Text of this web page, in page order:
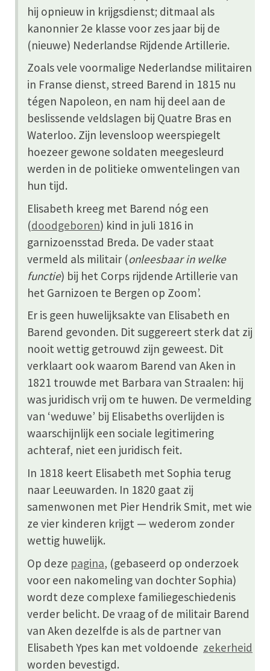
hij opnieuw in krijgsdienst; ditmaal als
kanonnier 2e klasse voor zes jaar bij de
(nieuwe) Nederlandse Rijdende Artillerie.
Zoals vele voormalige Nederlandse militairen
in Franse dienst, streed Barend in 1815 nu
tégen Napoleon, en nam hij deel aan de
beslissende veldslagen bij Quatre Bras en
Waterloo. Zijn levensloop weerspiegelt
hoezeer gewone soldaten meegesleurd
werden in de politieke omwentelingen van
hun tijd.
Elisabeth kreeg met Barend nóg een
(doodgeboren) kind in juli 1816 in
garnizoensstad Breda. De vader staat
vermeld als militair (onleesbaar in welke
functie) bij het Corps rijdende Artillerie van
het Garnizoen te Bergen op Zoom’.
Er is geen huwelijksakte van Elisabeth en
Barend gevonden. Dit suggereert sterk dat zij
nooit wettig getrouwd zijn geweest. Dit
verklaart ook waarom Barend van Aken in
1821 trouwde met Barbara van Straalen: hij
was juridisch vrij om te huwen. De vermelding
van ‘weduwe’ bij Elisabeths overlijden is
waarschijnlijk een sociale legitimering
achteraf, niet een juridisch feit.
In 1818 keert Elisabeth met Sophia terug
naar Leeuwarden. In 1820 gaat zij
samenwonen met Pier Hendrik Smit, met wie
ze vier kinderen krijgt — wederom zonder
wettig huwelijk.
Op deze pagina, (gebaseerd op onderzoek
voor een nakomeling van dochter Sophia)
wordt deze complexe familiegeschiedenis
verder belicht. De vraag of de militair Barend
van Aken dezelfde is als de partner van
Elisabeth Ypes kan met voldoende zekerheid
worden bevestigd.